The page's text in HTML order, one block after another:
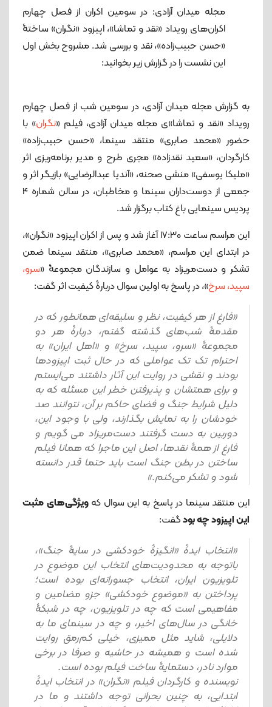
مجله میدان آزادی: در سومین اکران از فصل چهارم
اکران‌های رویداد «نقد و تماشا»، اپیزود «نگران» ساختۀ
«حسن حبیب‌زاده»، نقد و بررسی شد. مشروح بخش اول
این نشست را در گزارش زیر بخوانید:
به گزارش مجله میدان آزادی، در سومین شب از فصل چهارم
رویداد «نقد و تماشا»ی مجله میدان آزادی، فیلم «نگران» با
حضور «محمد صابری» منتقد سینما، «حسن حبیب‌زاده»
کارگردان، «سعید نقدزاده» مجری طرح و مدیر برنامه‌ریزی اثر
«ملیکا یوسفی» منشی صحنه، «آندیا عبدالرضایی» بازیگر اثر و
جمعی از دوست‌داران سینما و مخاطبان، در سالن شماره 4
پردیس سینمایی باغ کتاب برگزار شد.
این مراسم ساعت 17:30 آغاز شد و پس از اکران اپیزود «نگران»،
در ابتدای این مراسم، «محمد صابری»، منتقد سینما ضمن
تشکر و دست‌مریزاد به عوامل و سازندگان مجموعۀ «سرو،
سپید، سرخ»، در پاسخ به اولین سوال دربارۀ کیفیت اثر گفت:
«فارغ از هر کیفیت، نظر و سلیقه‌ای همانطور که در
مقدمۀ شب‌های گذشته گفتم، دربارۀ هر دو
مجموعۀ «سرو، سپید، سرخ» و «اهل ایران» به
احترام تک تک عواملی که در حال ثبت اپیزودها
بودند و نقشی در روایت این آثار داشتند می‌ایستم
و برای همتشان و پذیرفتن خطر این مسئله که به
دلیل شرایط جنگ و فضای حاکم بر آن، نتوانند صد
خودشان را به نمایش بگذارند، ولی با وجود این،
دوربین به دست گرفتند دست‌مریزاد می گویم و
فارغ از همۀ نقدها، اصل این ماجرا که همانا فیلم
ساختن در بطن جنگ است باید حتما قدر دانسته
شود و تشکر می‌کنم.»
این منتقد سینما در پاسخ به این سوال کهویژگی‌های مثبت
این اپیزود چه بودگفت:
«انتخاب ایدۀ «انگیزۀ خودکشی در سایۀ جنگ»،
باتوجه به محدودیت‌های انتخاب این موضوع در
تلویزیون ایران، انتخاب جسورانه‌ای بوده است؛
پرداختن به «موضوع خودکشی» جزو مضامین و
مفاهیمی است که چه در تلویزیون، چه در شبکۀ
خانگی در سال‌های اخیر، و چه در سینمای ما به
دلایلی، شاید مثل ممیزی، خیلی کم‌رمق روایت
شده است و همیشه در حاشیه و صرفا در برخی
موارد نادر، دستمایۀ ساخت فیلم بوده است.
نویسنده و کارگردان فیلم «نگران» در انتخاب ایدۀ
ابتدایی، به چنین بحرانی توجه داشتند و ما در